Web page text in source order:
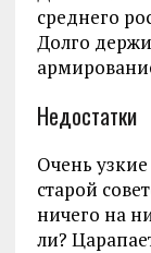
среднего
Долго
Недостатки
Очень
старой
ничего на
ли?